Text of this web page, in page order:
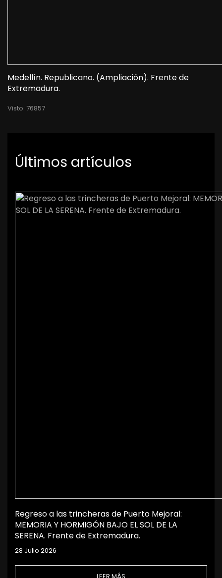
Medellín. Republicano. (Ampliación). Frente de
Extremadura.
Visto: 76857
Últimos artículos
Regreso a las trincheras de Puerto Mejoral:
MEMORIA Y HORMIGÓN BAJO EL SOL DE LA
SERENA. Frente de Extremadura.
28 Julio 2026